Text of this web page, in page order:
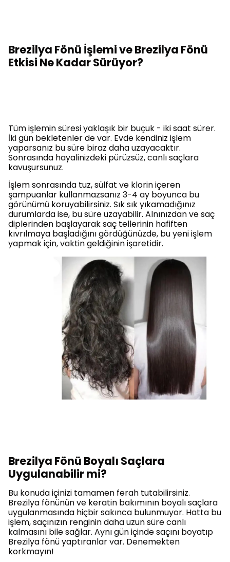
Brezilya Fönü İşlemi ve Brezilya Fönü
Etkisi Ne Kadar Sürüyor?
Tüm işlemin süresi yaklaşık bir buçuk - iki saat sürer.
İki gün bekletenler de var. Evde kendiniz işlem
yaparsanız bu süre biraz daha uzayacaktır.
Sonrasında hayalinizdeki pürüzsüz, canlı saçlara
kavuşursunuz.
İşlem sonrasında tuz, sülfat ve klorin içeren
şampuanlar kullanmazsanız 3-4 ay boyunca bu
görünümü koruyabilirsiniz. Sık sık yıkamadığınız
durumlarda ise, bu süre uzayabilir. Alnınızdan ve saç
diplerinden başlayarak saç tellerinin hafiften
kıvrılmaya başladığını gördüğünüzde, bu yeni işlem
yapmak için, vaktin geldiğinin işaretidir.
Brezilya Fönü Boyalı Saçlara
Uygulanabilir mi?
Bu konuda içinizi tamamen ferah tutabilirsiniz.
Brezilya fönünün ve keratin bakımının boyalı saçlara
uygulanmasında hiçbir sakınca bulunmuyor. Hatta bu
işlem, saçınızın renginin daha uzun süre canlı
kalmasını bile sağlar. Aynı gün içinde saçını boyatıp
Brezilya fönü yaptıranlar var. Denemekten
korkmayın!